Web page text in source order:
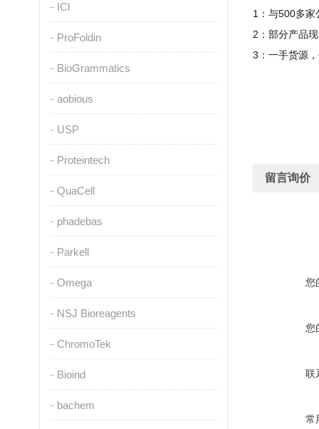
ICl
ProFoldin
BioGrammatics
aobious
USP
Proteintech
QuaCell
phadebas
Parkell
Omega
NSJ Bioreagents
ChromoTek
Bioind
bachem
1 ：与500多家
2 ：部分产品
3 ：一手货源
留言询价
您
您
联
常